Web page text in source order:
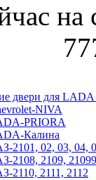
на
двери для
NIVA
PRIORA
Калина
2101, 02, 03, 04,
2108, 2109, 21099
2110, 2111, 2112